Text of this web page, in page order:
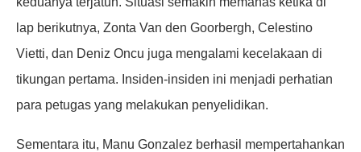
lap berikutnya, Zonta Van den Goorbergh, Celestino
Vietti, dan Deniz Oncu juga mengalami kecelakaan di
tikungan pertama. Insiden-insiden ini menjadi perhatian
para petugas yang melakukan penyelidikan.
Sementara itu, Manu Gonzalez berhasil mempertahankan